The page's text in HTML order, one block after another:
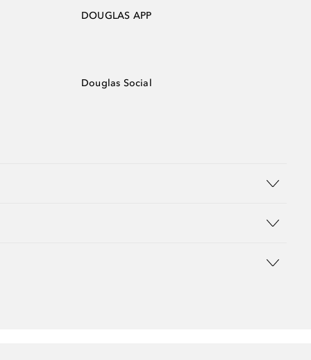
DOUGLAS APP
Douglas Social